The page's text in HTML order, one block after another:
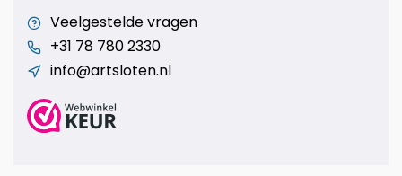
Veelgestelde vragen
+31 78 780 2330
info@artsloten.nl